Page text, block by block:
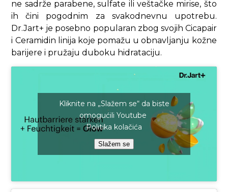
ne sadrže parabene, sulfate ili veštačke mirise, što
ih čini pogodnim za svakodnevnu upotrebu.
Dr.Jart+ je posebno popularan zbog svojih Cicapair
i Ceramidin linija koje pomažu u obnavljanju kožne
barijere i pružaju duboku hidrataciju.
Kliknite na „Slažem se“ da biste
omogućili Youtube
Politika kolačića
Slažem se